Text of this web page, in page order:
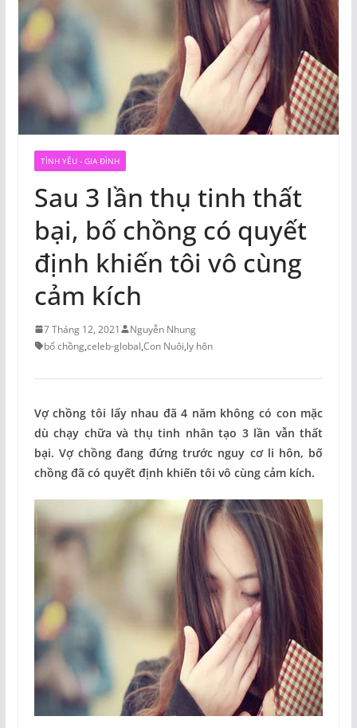
TÌNH YÊU - GIA ĐÌNH
Sau 3 lần thụ tinh thất
bại, bố chồng có quyết
định khiến tôi vô cùng
cảm kích
7 Tháng 12, 2021
Nguyễn Nhung
bố chồng,celeb-global,Con Nuôi,ly hôn
Vợ chồng tôi lấy nhau đã 4 năm không có con mặc
dù chạy chữa và thụ tinh nhân tạo 3 lần vẫn thất
bại. Vợ chồng đang đứng trước nguy cơ li hôn, bố
chồng đã có quyết định khiến tôi vô cùng cảm kích.